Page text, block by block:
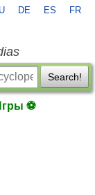
DE ES FR
Search!
⚽